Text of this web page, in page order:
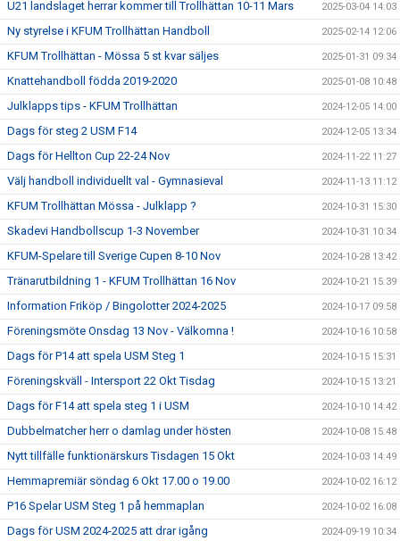
U21 landslaget herrar kommer till Trollhättan 10-11 Mars 2025-03-04 14:03
Ny styrelse i KFUM Trollhättan Handboll 2025-02-14 12:06
KFUM Trollhättan - Mössa 5 st kvar säljes 2025-01-31 09:34
Knattehandboll födda 2019-2020 2025-01-08 10:48
Julklapps tips - KFUM Trollhättan 2024-12-05 14:00
Dags för steg 2 USM F14 2024-12-05 13:34
Dags för Hellton Cup 22-24 Nov 2024-11-22 11:27
Välj handboll individuellt val - Gymnasieval 2024-11-13 11:12
KFUM Trollhättan Mössa - Julklapp ? 2024-10-31 15:30
Skadevi Handbollscup 1-3 November 2024-10-31 10:34
KFUM-Spelare till Sverige Cupen 8-10 Nov 2024-10-28 13:42
Tränarutbildning 1 - KFUM Trollhättan 16 Nov 2024-10-21 15:39
Information Friköp / Bingolotter 2024-2025 2024-10-17 09:58
Föreningsmöte Onsdag 13 Nov - Välkomna ! 2024-10-16 10:58
Dags för P14 att spela USM Steg 1 2024-10-15 15:31
Föreningskväll - Intersport 22 Okt Tisdag 2024-10-15 13:21
Dags för F14 att spela steg 1 i USM 2024-10-10 14:42
Dubbelmatcher herr o damlag under hösten 2024-10-08 15:48
Nytt tillfälle funktionärskurs Tisdagen 15 Okt 2024-10-03 14:49
Hemmapremiär söndag 6 Okt 17.00 o 19.00 2024-10-02 16:12
P16 Spelar USM Steg 1 på hemmaplan 2024-10-02 16:08
Dags för USM 2024-2025 att drar igång 2024-09-19 10:34